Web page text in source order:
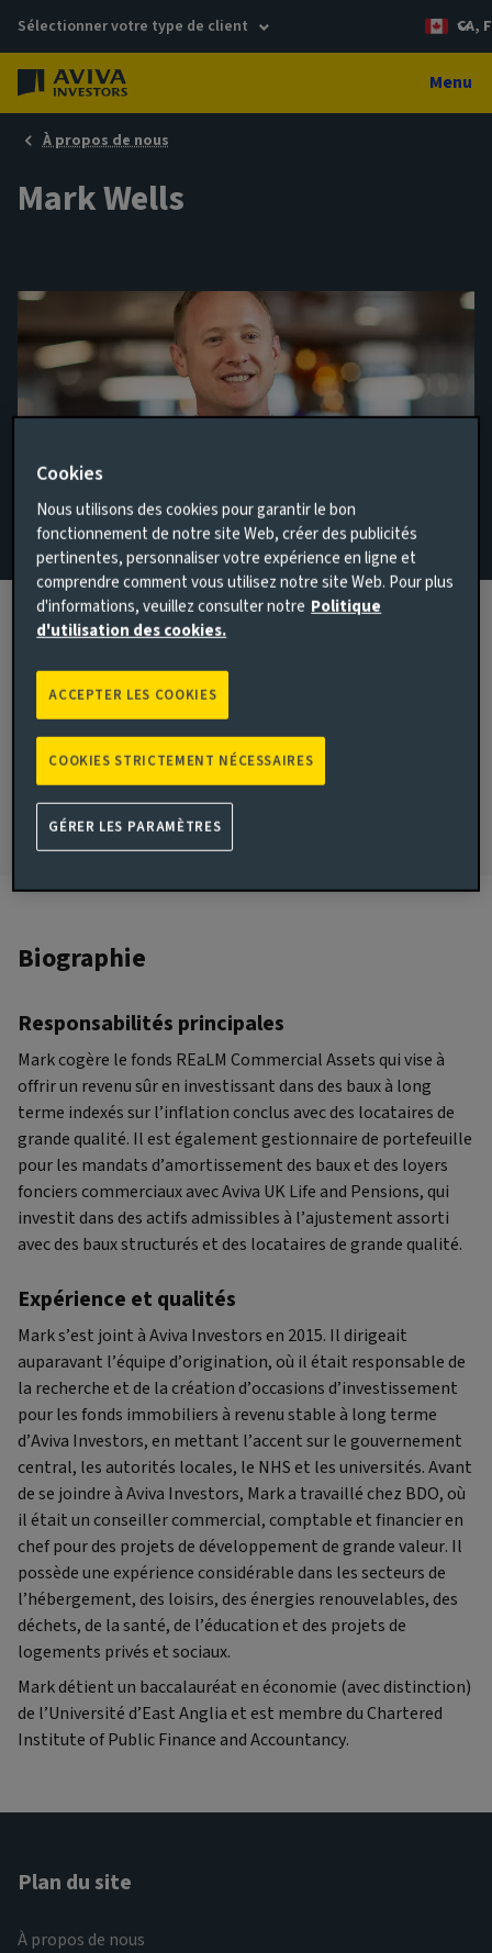
Sélectionner votre type de client CA,
Menu
À propos de nous
Mark Wells
Fund Manager
+44 7885 225986
Envoyer par courriel à Mark Wells
Afficher le profil LinkedIn
S’EST JOINT(E) À AVIVA INVESTORS
2015
S’EST JOINT(E) AU SECTEUR
2005
Biographie
Responsabilités principales
Mark cogère le fonds REaLM Commercial Assets qui vise à
offrir un revenu sûr en investissant dans des baux à long
terme indexés sur l’inflation conclus avec des locataires de
grande qualité. Il est également gestionnaire de portefeuille
pour les mandats d’amortissement des baux et des loyers
fonciers commerciaux avec Aviva UK Life and Pensions, qui
investit dans des actifs admissibles à l’ajustement assorti
avec des baux structurés et des locataires de grande qualité.
Expérience et qualités
Mark s’est joint à Aviva Investors en 2015. Il dirigeait
auparavant l’équipe d’origination, où il était responsable de
la recherche et de la création d’occasions d’investissement
pour les fonds immobiliers à revenu stable à long terme
d’Aviva Investors, en mettant l’accent sur le gouvernement
central, les autorités locales, le NHS et les universités. Avant
de se joindre à Aviva Investors, Mark a travaillé chez BDO, où
il était un conseiller commercial, comptable et financier en
chef pour des projets de développement de grande valeur. Il
possède une expérience considérable dans les secteurs de
l’hébergement, des loisirs, des énergies renouvelables, des
déchets, de la santé, de l’éducation et des projets de
logements privés et sociaux.
Mark détient un baccalauréat en économie (avec distinction)
de l’Université d’East Anglia et est membre du Chartered
Institute of Public Finance and Accountancy.
Plan du site
À propos de nous
Cookies
Nous utilisons des cookies pour garantir le bon
fonctionnement de notre site Web, créer des publicités
pertinentes, personnaliser votre expérience en ligne et
comprendre comment vous utilisez notre site Web. Pour plus
d'informations, veuillez consulter notre Politique
d'utilisation des cookies.
COOKIES STRICTEMENT NÉCESSAIRES
ACCEPTER LES COOKIES
GÉRER LES PARAMÈTRES